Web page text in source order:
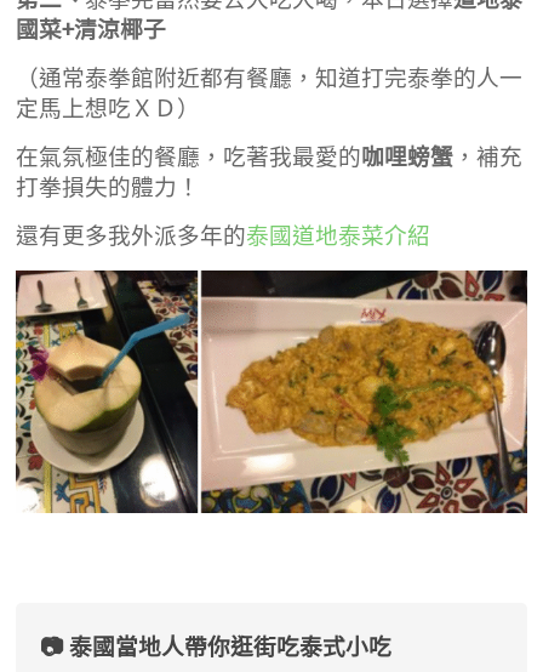
國菜+清涼椰子
（通常泰拳館附近都有餐廳，知道打完泰拳的人一
定馬上想吃ＸＤ）
在氣氛極佳的餐廳，吃著我最愛的咖哩螃蟹 ，補充
打拳損失的體力！
還有更多我外派多年的泰國道地泰菜介紹
📷 泰國當地人帶你逛街吃泰式小吃